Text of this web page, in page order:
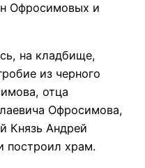
Офросимовых и
на кладбище,
из черного
отца
Офросимова,
Князь Андрей
построил храм.